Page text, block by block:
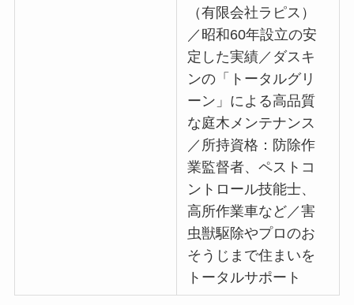
（有限会社ラピス）
／昭和60年設立の安
定した実績／ダスキ
ンの「トータルグリ
ーン」による高品質
な庭木メンテナンス
／所持資格：防除作
業監督者、ペストコ
ントロール技能士、
高所作業車など／害
虫獣駆除やプロのお
そうじまで住まいを
トータルサポート